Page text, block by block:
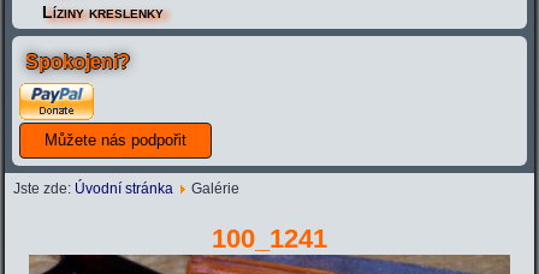
Líziny kreslenky
Spokojeni?
Jste zde: Úvodní stránka Galérie
100_1241